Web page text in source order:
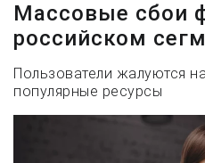
Массовые сбои
российском
Пользователи жалуются
популярные ресурсы